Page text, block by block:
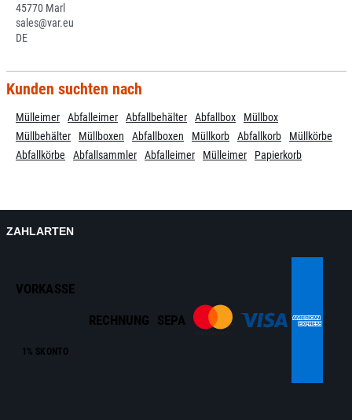
45770 Marl
sales@var.eu
DE
Kunden suchten nach
Mülleimer Abfalleimer Abfallbehälter Abfallbox
Müllbox
Müllbehälter
Müllboxen Abfallboxen Müllkorb Abfallkorb
Müllkörbe
Abfallkörbe
Abfallsammler Abfalleimer Mülleimer Papierkorb
ZAHLARTEN
VORKASSE
1% SKONTO
RECHNUNG SEPA